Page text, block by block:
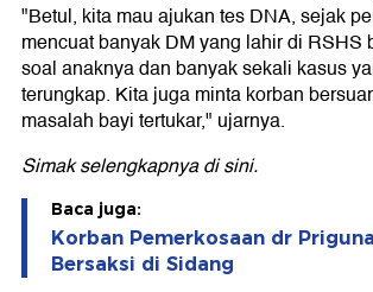
"Betul, kita mau ajukan tes DNA, sejak
mencuat banyak DM yang lahir di RSHS
soal anaknya dan banyak sekali kasus
terungkap. Kita juga minta korban
masalah bayi tertukar," ujarnya.
Simak selengkapnyadi sini.
Baca juga:
Korban Pemerkosaan dr
Bersaksi di Sidang